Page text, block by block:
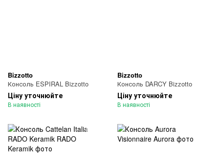
Bizzotto
Консоль ESPIRAL Bizzotto
Ціну уточнюйте
В наявності
Bizzotto
Консоль DARCY Bizzotto
Ціну уточнюйте
В наявності